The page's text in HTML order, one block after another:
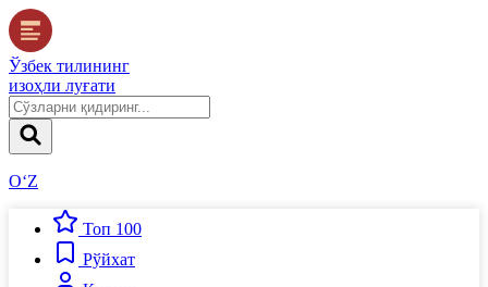
Ўзбек тилининг
изоҳли луғати
O‘Z
Топ 100
Рўйхат